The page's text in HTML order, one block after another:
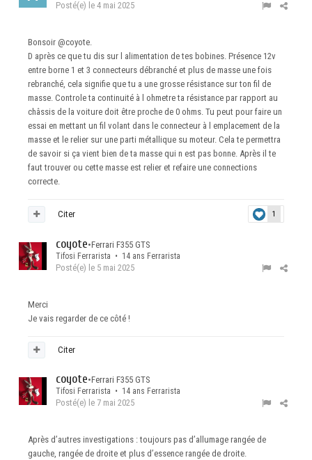
Posté(e) le 4 mai 2025
Bonsoir @coyote.
D après ce que tu dis sur l alimentation de tes bobines. Présence 12v
entre borne 1 et 3 connecteurs débranché et plus de masse une fois
rebranché, cela signifie que tu a une grosse résistance sur ton fil de
masse. Controle ta continuité à l ohmetre ta résistance par rapport au
châssis de la voiture doit être proche de 0 ohms. Tu peut pour faire un
essai en mettant un fil volant dans le connecteur à l emplacement de la
masse et le relier sur une parti métallique su moteur. Cela te permettra
de savoir si ça vient bien de ta masse qui n est pas bonne. Après il te
faut trouver ou cette masse est relier et refaire une connections
correcte.
1
Citer
coyote•Ferrari F355 GTS
Tifosi Ferrarista • 14 ans Ferrarista
Posté(e) le 5 mai 2025
Merci
Je vais regarder de ce côté !
Citer
coyote•Ferrari F355 GTS
Tifosi Ferrarista • 14 ans Ferrarista
Posté(e) le 7 mai 2025
Après d’autres investigations : toujours pas d’allumage rangée de
gauche, rangée de droite et plus d’essence rangée de droite.